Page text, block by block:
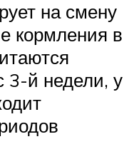
на смену
кормления в
3-й недели, у